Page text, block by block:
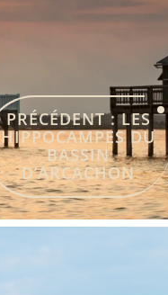
PRÉCÉDENT :LES
HIPPOCAMPES DU
BASSIN
D’ARCACHON